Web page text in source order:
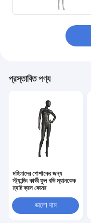
প্রস্তাবিত পণ্য
মহিলাদের পোশাকের জন্য
স্ট্যান্ডিং কার্ভী ফুল বডি ম্যানকেক
ম্যাট ক্রস কোমর
ভালো দাম